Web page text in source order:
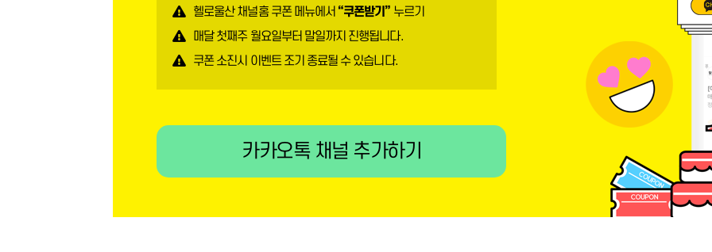
헬로울산 채널홈 쿠폰 메뉴에서 “쿠폰받기” 누르기
매달 첫째주 월요일부터 말일까지 진행됩니다.
쿠폰 소진시 이벤트 조기 종료될 수 있습니다.
카카오톡 채널 추가하기